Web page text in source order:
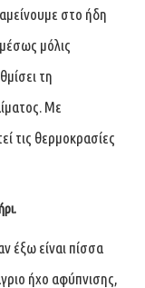
στο ήδη
μόλις
τη
Με
τις θερμοκρασίες
έξω είναι πίσσα
ήχο αφύπνισης,